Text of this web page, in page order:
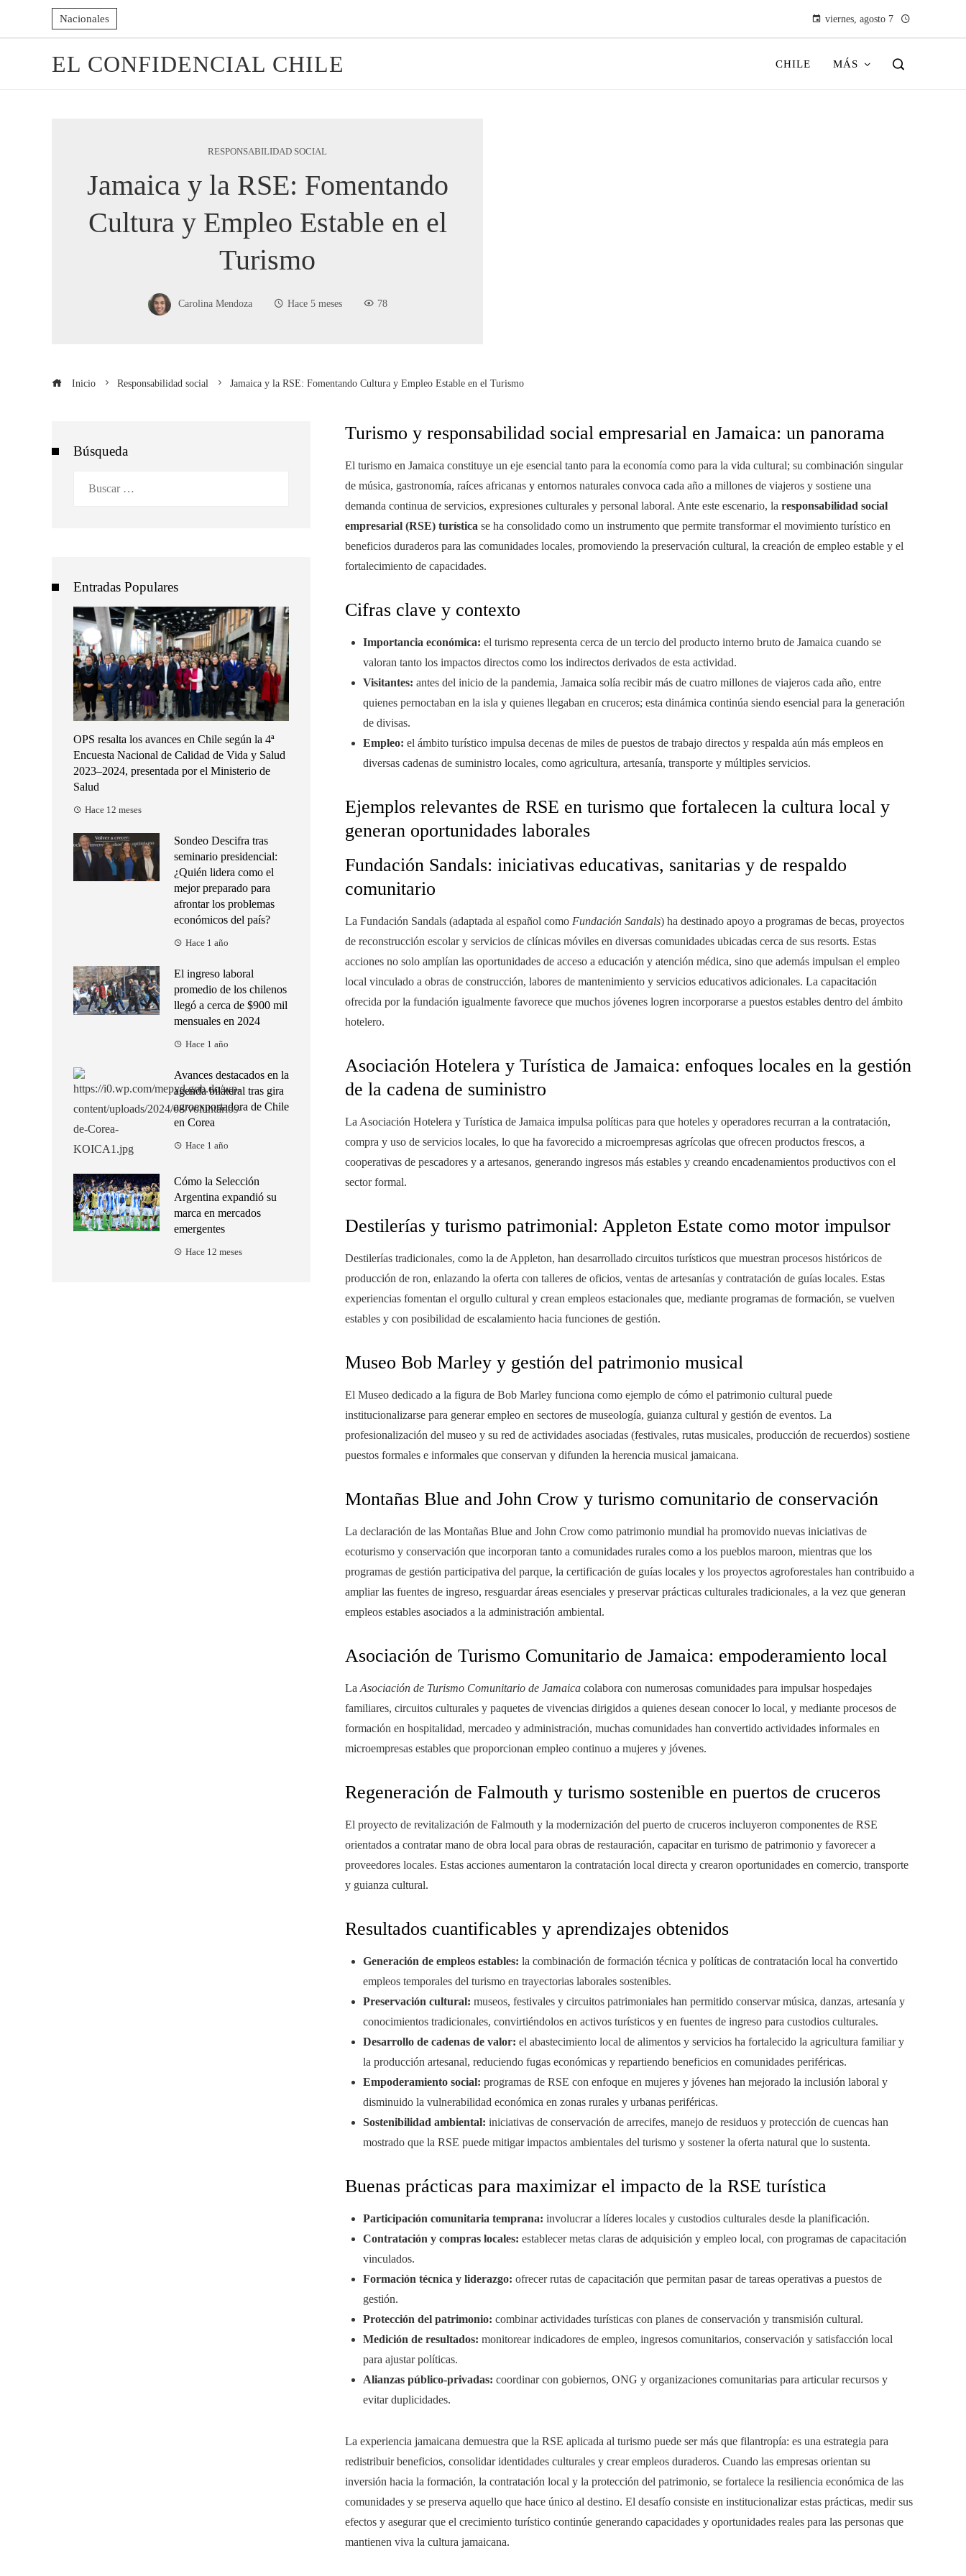
Nacionales viernes, agosto 7
EL CONFIDENCIAL CHILE CHILE MÁS
RESPONSABILIDAD SOCIAL
Jamaica y la RSE: Fomentando
Cultura y Empleo Estable en el
Turismo
Carolina Mendoza Hace 5 meses 78
Inicio Responsabilidad social Jamaica y la RSE: Fomentando Cultura y Empleo Estable en el Turismo
Turismo y responsabilidad social empresarial en Jamaica: un panorama
El turismo en Jamaica constituye un eje esencial tanto para la economía como para la vida cultural; su combinación singular
de música, gastronomía, raíces africanas y entornos naturales convoca cada año a millones de viajeros y sostiene una
demanda continua de servicios, expresiones culturales y personal laboral. Ante este escenario, la responsabilidad social
empresarial (RSE) turística se ha consolidado como un instrumento que permite transformar el movimiento turístico en
beneficios duraderos para las comunidades locales, promoviendo la preservación cultural, la creación de empleo estable y el
fortalecimiento de capacidades.
Cifras clave y contexto
Importancia económica: el turismo representa cerca de un tercio del producto interno bruto de Jamaica cuando se
valoran tanto los impactos directos como los indirectos derivados de esta actividad.
Visitantes: antes del inicio de la pandemia, Jamaica solía recibir más de cuatro millones de viajeros cada año, entre
quienes pernoctaban en la isla y quienes llegaban en cruceros; esta dinámica continúa siendo esencial para la generación
de divisas.
Empleo: el ámbito turístico impulsa decenas de miles de puestos de trabajo directos y respalda aún más empleos en
diversas cadenas de suministro locales, como agricultura, artesanía, transporte y múltiples servicios.
Ejemplos relevantes de RSE en turismo que fortalecen la cultura local y
generan oportunidades laborales
Fundación Sandals: iniciativas educativas, sanitarias y de respaldo
comunitario
La Fundación Sandals (adaptada al español como Fundación Sandals) ha destinado apoyo a programas de becas, proyectos
de reconstrucción escolar y servicios de clínicas móviles en diversas comunidades ubicadas cerca de sus resorts. Estas
acciones no solo amplían las oportunidades de acceso a educación y atención médica, sino que además impulsan el empleo
local vinculado a obras de construcción, labores de mantenimiento y servicios educativos adicionales. La capacitación
ofrecida por la fundación igualmente favorece que muchos jóvenes logren incorporarse a puestos estables dentro del ámbito
hotelero.
Asociación Hotelera y Turística de Jamaica: enfoques locales en la gestión
de la cadena de suministro
La Asociación Hotelera y Turística de Jamaica impulsa políticas para que hoteles y operadores recurran a la contratación,
compra y uso de servicios locales, lo que ha favorecido a microempresas agrícolas que ofrecen productos frescos, a
cooperativas de pescadores y a artesanos, generando ingresos más estables y creando encadenamientos productivos con el
sector formal.
Destilerías y turismo patrimonial: Appleton Estate como motor impulsor
Destilerías tradicionales, como la de Appleton, han desarrollado circuitos turísticos que muestran procesos históricos de
producción de ron, enlazando la oferta con talleres de oficios, ventas de artesanías y contratación de guías locales. Estas
experiencias fomentan el orgullo cultural y crean empleos estacionales que, mediante programas de formación, se vuelven
estables y con posibilidad de escalamiento hacia funciones de gestión.
Museo Bob Marley y gestión del patrimonio musical
El Museo dedicado a la figura de Bob Marley funciona como ejemplo de cómo el patrimonio cultural puede
institucionalizarse para generar empleo en sectores de museología, guianza cultural y gestión de eventos. La
profesionalización del museo y su red de actividades asociadas (festivales, rutas musicales, producción de recuerdos) sostiene
puestos formales e informales que conservan y difunden la herencia musical jamaicana.
Montañas Blue and John Crow y turismo comunitario de conservación
La declaración de las Montañas Blue and John Crow como patrimonio mundial ha promovido nuevas iniciativas de
ecoturismo y conservación que incorporan tanto a comunidades rurales como a los pueblos maroon, mientras que los
programas de gestión participativa del parque, la certificación de guías locales y los proyectos agroforestales han contribuido a
ampliar las fuentes de ingreso, resguardar áreas esenciales y preservar prácticas culturales tradicionales, a la vez que generan
empleos estables asociados a la administración ambiental.
Asociación de Turismo Comunitario de Jamaica: empoderamiento local
La Asociación de Turismo Comunitario de Jamaica colabora con numerosas comunidades para impulsar hospedajes
familiares, circuitos culturales y paquetes de vivencias dirigidos a quienes desean conocer lo local, y mediante procesos de
formación en hospitalidad, mercadeo y administración, muchas comunidades han convertido actividades informales en
microempresas estables que proporcionan empleo continuo a mujeres y jóvenes.
Regeneración de Falmouth y turismo sostenible en puertos de cruceros
El proyecto de revitalización de Falmouth y la modernización del puerto de cruceros incluyeron componentes de RSE
orientados a contratar mano de obra local para obras de restauración, capacitar en turismo de patrimonio y favorecer a
proveedores locales. Estas acciones aumentaron la contratación local directa y crearon oportunidades en comercio, transporte
y guianza cultural.
Resultados cuantificables y aprendizajes obtenidos
Generación de empleos estables: la combinación de formación técnica y políticas de contratación local ha convertido
empleos temporales del turismo en trayectorias laborales sostenibles.
Preservación cultural: museos, festivales y circuitos patrimoniales han permitido conservar música, danzas, artesanía y
conocimientos tradicionales, convirtiéndolos en activos turísticos y en fuentes de ingreso para custodios culturales.
Desarrollo de cadenas de valor: el abastecimiento local de alimentos y servicios ha fortalecido la agricultura familiar y
la producción artesanal, reduciendo fugas económicas y repartiendo beneficios en comunidades periféricas.
Empoderamiento social: programas de RSE con enfoque en mujeres y jóvenes han mejorado la inclusión laboral y
disminuido la vulnerabilidad económica en zonas rurales y urbanas periféricas.
Sostenibilidad ambiental: iniciativas de conservación de arrecifes, manejo de residuos y protección de cuencas han
mostrado que la RSE puede mitigar impactos ambientales del turismo y sostener la oferta natural que lo sustenta.
Buenas prácticas para maximizar el impacto de la RSE turística
Participación comunitaria temprana: involucrar a líderes locales y custodios culturales desde la planificación.
Contratación y compras locales: establecer metas claras de adquisición y empleo local, con programas de capacitación
vinculados.
Formación técnica y liderazgo: ofrecer rutas de capacitación que permitan pasar de tareas operativas a puestos de
gestión.
Protección del patrimonio: combinar actividades turísticas con planes de conservación y transmisión cultural.
Medición de resultados: monitorear indicadores de empleo, ingresos comunitarios, conservación y satisfacción local
para ajustar políticas.
Alianzas público-privadas: coordinar con gobiernos, ONG y organizaciones comunitarias para articular recursos y
evitar duplicidades.
La experiencia jamaicana demuestra que la RSE aplicada al turismo puede ser más que filantropía: es una estrategia para
redistribuir beneficios, consolidar identidades culturales y crear empleos duraderos. Cuando las empresas orientan su
inversión hacia la formación, la contratación local y la protección del patrimonio, se fortalece la resiliencia económica de las
comunidades y se preserva aquello que hace único al destino. El desafío consiste en institucionalizar estas prácticas, medir sus
efectos y asegurar que el crecimiento turístico continúe generando capacidades y oportunidades reales para las personas que
mantienen viva la cultura jamaicana.
Búsqueda
Entradas Populares
OPS resalta los avances en Chile según la 4ª
Encuesta Nacional de Calidad de Vida y Salud
2023–2024, presentada por el Ministerio de
Salud
Hace 12 meses
Sondeo Descifra tras
seminario presidencial:
¿Quién lidera como el
mejor preparado para
afrontar los problemas
económicos del país?
Hace 1 año
El ingreso laboral
promedio de los chilenos
llegó a cerca de $900 mil
mensuales en 2024
Hace 1 año
Avances destacados en la
agenda bilateral tras gira
agroexportadora de Chile
en Corea
Hace 1 año
Cómo la Selección
Argentina expandió su
marca en mercados
emergentes
Hace 12 meses